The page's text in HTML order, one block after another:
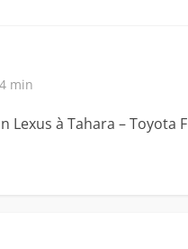
min
Lexus à Tahara – Toyota